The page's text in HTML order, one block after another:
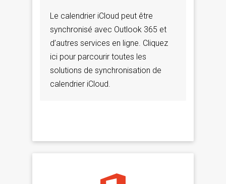
Le calendrier iCloud peut être
synchronisé avec Outlook 365 et
d’autres services en ligne. Cliquez
ici pour parcourir toutes les
solutions de synchronisation de
calendrier iCloud.